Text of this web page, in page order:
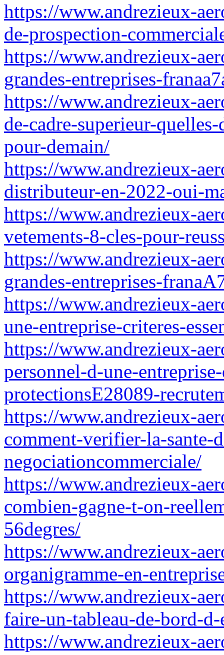
https://www.andrezieux-
de-prospection-
https://www.andrezieux-
grandes-entreprises-
https://www.andrezieux-
de-cadre-superieur-
pour-demain/
https://www.andrezieux-
distributeur-en-2022-oui-
https://www.andrezieux-
vetements-8-cles-pour-
https://www.andrezieux-
grandes-entreprises-
https://www.andrezieux-
une-entreprise-criteres-
https://www.andrezieux-
personnel-d-une-
protectionsE28089-
https://www.andrezieux-
comment-verifier-la-sante-
negociationcommerciale/
https://www.andrezieux-
combien-gagne-t-on-
56degres/
https://www.andrezieux-
organigramme-en-
https://www.andrezieux-
faire-un-tableau-de-bord-
https://www.andrezieux-